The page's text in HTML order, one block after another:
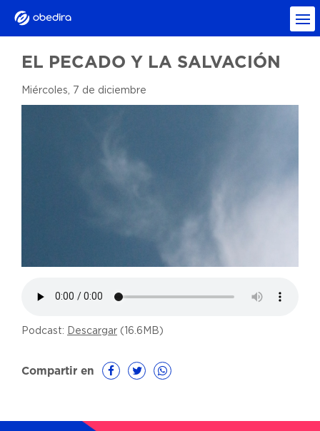
EL PECADO Y LA SALVACIÓN
Miércoles, 7 de diciembre
Podcast: Descargar (16.6MB)
Compartir en